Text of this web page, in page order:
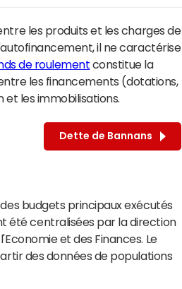
les produits et les charges de
il ne caractérise
de roulement constitue la
les financements (dotations,
et les immobilisations.
Dette de Bannans
budgets principaux exécutés
été centralisées par la direction
et des Finances. Le
des données de populations